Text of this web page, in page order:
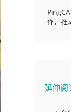
作，推
延伸阅